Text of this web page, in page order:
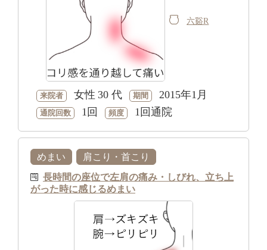
六谿R
来院者 女性 30 代 期間 2015年1月
通院回数 1回 頻度 1回通院
めまい 肩こり・首こり
長時間の座位で左肩の痛み・しびれ、立ち上
がった時に感じるめまい